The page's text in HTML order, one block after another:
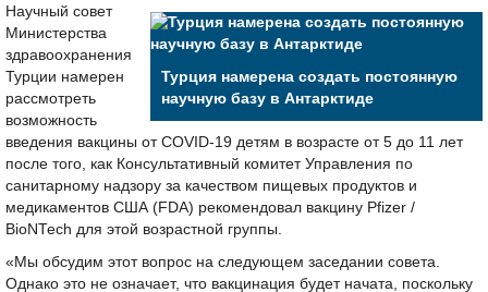
Турция намерена создать постоянную
научную базу в Антарктиде
Научный совет
Министерства
здравоохранения
Турции намерен
рассмотреть
возможность
введения вакцины от COVID-19 детям в возрасте от 5 до 11 лет
после того, как Консультативный комитет Управления по
санитарному надзору за качеством пищевых продуктов и
медикаментов США (FDA) рекомендовал вакцину Pfizer /
BioNTech для этой возрастной группы.
«Мы обсудим этот вопрос на следующем заседании совета.
Однако это не означает, что вакцинация будет начата, поскольку